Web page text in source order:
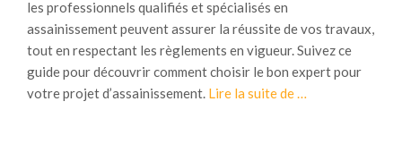
u
r
a
b
l
s
q
u
i
les professionnels qualifiés et spécialisés en
assainissement peuvent assurer la réussite de vos travaux,
tout en respectant les règlements en vigueur. Suivez ce
guide pour découvrir comment choisir le bon expert pour
votre projet d’assainissement. Lire la suite de…